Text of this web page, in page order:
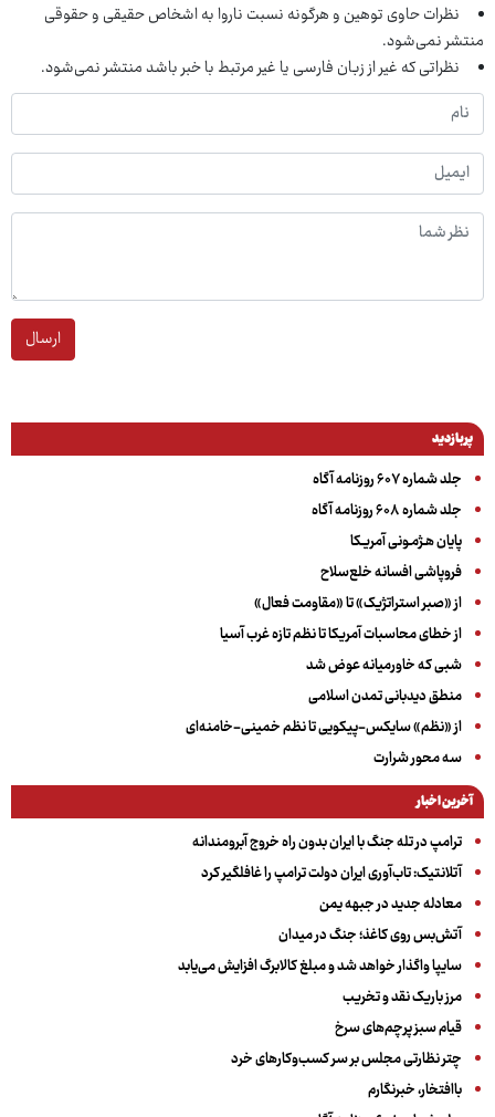
نظرات حاوی توهین و هرگونه نسبت ناروا به اشخاص حقیقی و حقوقی
منتشر نمی‌شود.
نظراتی که غیر از زبان فارسی یا غیر مرتبط با خبر باشد منتشر نمی‌شود.
ارسال
پربازدید
جلد شماره ۶۰۷ روزنامه آگاه
جلد شماره ۶۰۸ روزنامه آگاه
پایان هـژمـونی آمریـکا
فروپاشی افسانه خلع‌سلاح
از «صبر استراتژیک» تا «مقاومت فعال»
از خطای محاسبات آمریکا تا نظم تازه غرب آسیا
شبی که خاورمیانه عوض شد
منطق دیدبانی تمدن اسلامی
از «نظم» سایکس-پیکویی تا نظم خمینی-خامنه‌ای
سه‌ محور شرارت
آخرین اخبار
ترامپ در تله جنگ با ایران بدون راه خروج آبرومندانه
آتلانتیک: تاب‌آوری ایران دولت ترامپ را غافلگیر کرد
معادله جدید در جبهه یمن
آتش‌بس روی کاغذ؛ جنگ در میدان
سایپا واگذار خواهد شد و مبلغ کالابرگ افزایش می‌یابد
مرز باریک نقد و تخریب
قیام سبز پرچم‌های سرخ
چتر نظارتی مجلس بر سر کسب‌وکارهای خرد
باافتخار، خبرنگارم